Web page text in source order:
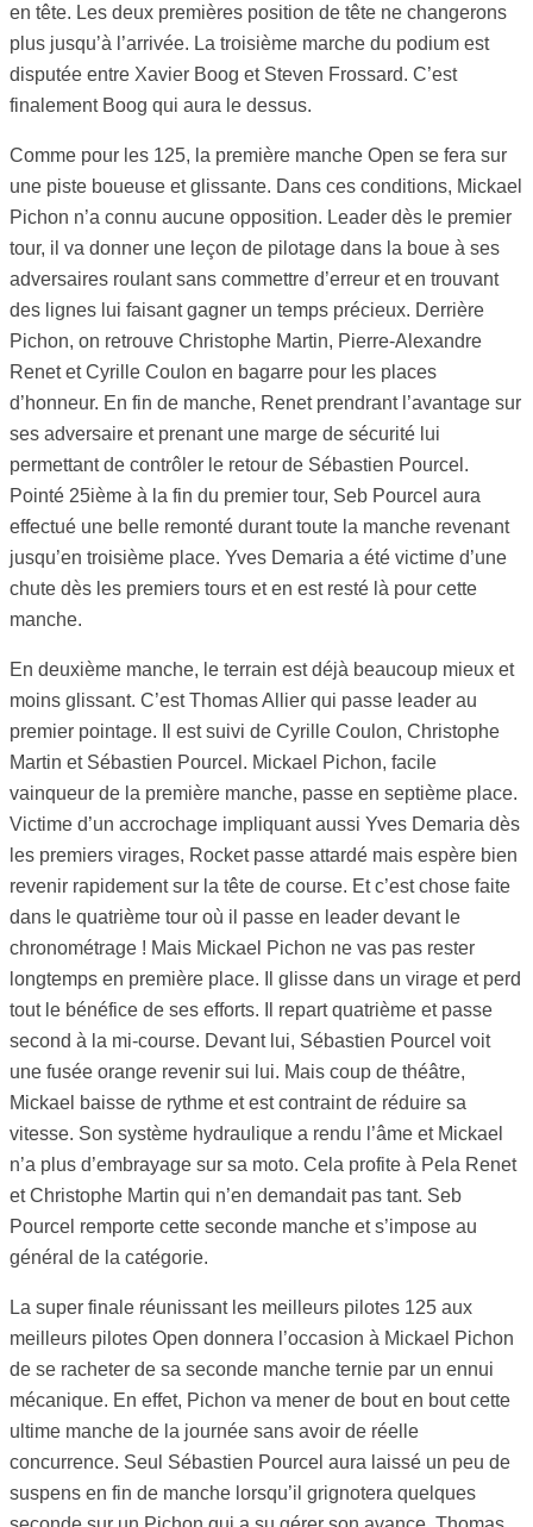
en tête. Les deux premières position de tête ne changerons
plus jusqu’à l’arrivée. La troisième marche du podium est
disputée entre Xavier Boog et Steven Frossard. C’est
finalement Boog qui aura le dessus.
Comme pour les 125, la première manche Open se fera sur
une piste boueuse et glissante. Dans ces conditions, Mickael
Pichon n’a connu aucune opposition. Leader dès le premier
tour, il va donner une leçon de pilotage dans la boue à ses
adversaires roulant sans commettre d’erreur et en trouvant
des lignes lui faisant gagner un temps précieux. Derrière
Pichon, on retrouve Christophe Martin, Pierre-Alexandre
Renet et Cyrille Coulon en bagarre pour les places
d’honneur. En fin de manche, Renet prendrant l’avantage sur
ses adversaire et prenant une marge de sécurité lui
permettant de contrôler le retour de Sébastien Pourcel.
Pointé 25ième à la fin du premier tour, Seb Pourcel aura
effectué une belle remonté durant toute la manche revenant
jusqu’en troisième place. Yves Demaria a été victime d’une
chute dès les premiers tours et en est resté là pour cette
manche.
En deuxième manche, le terrain est déjà beaucoup mieux et
moins glissant. C’est Thomas Allier qui passe leader au
premier pointage. Il est suivi de Cyrille Coulon, Christophe
Martin et Sébastien Pourcel. Mickael Pichon, facile
vainqueur de la première manche, passe en septième place.
Victime d’un accrochage impliquant aussi Yves Demaria dès
les premiers virages, Rocket passe attardé mais espère bien
revenir rapidement sur la tête de course. Et c’est chose faite
dans le quatrième tour où il passe en leader devant le
chronométrage ! Mais Mickael Pichon ne vas pas rester
longtemps en première place. Il glisse dans un virage et perd
tout le bénéfice de ses efforts. Il repart quatrième et passe
second à la mi-course. Devant lui, Sébastien Pourcel voit
une fusée orange revenir sui lui. Mais coup de théâtre,
Mickael baisse de rythme et est contraint de réduire sa
vitesse. Son système hydraulique a rendu l’âme et Mickael
n’a plus d’embrayage sur sa moto. Cela profite à Pela Renet
et Christophe Martin qui n’en demandait pas tant. Seb
Pourcel remporte cette seconde manche et s’impose au
général de la catégorie.
La super finale réunissant les meilleurs pilotes 125 aux
meilleurs pilotes Open donnera l’occasion à Mickael Pichon
de se racheter de sa seconde manche ternie par un ennui
mécanique. En effet, Pichon va mener de bout en bout cette
ultime manche de la journée sans avoir de réelle
concurrence. Seul Sébastien Pourcel aura laissé un peu de
suspens en fin de manche lorsqu’il grignotera quelques